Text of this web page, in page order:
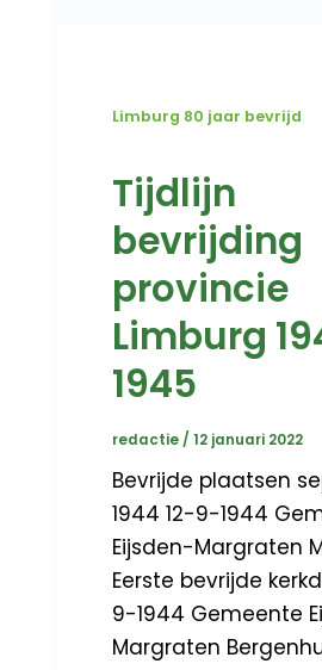
Limburg 80 jaar bevrijd
Tijdlijn
bevrijding
provincie
Limburg
1945
redactie /12 januari 2022
Bevrijde plaatsen
1944 12-9-1944
Eijsden-Margraten
Eerste bevrijde
9-1944 Gemeente
Margraten